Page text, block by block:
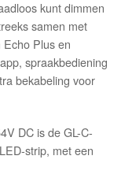
kunt dimmen
samen met
Plus en
spraakbediening
bekabeling voor
DC is de GL-C-
strip, met een